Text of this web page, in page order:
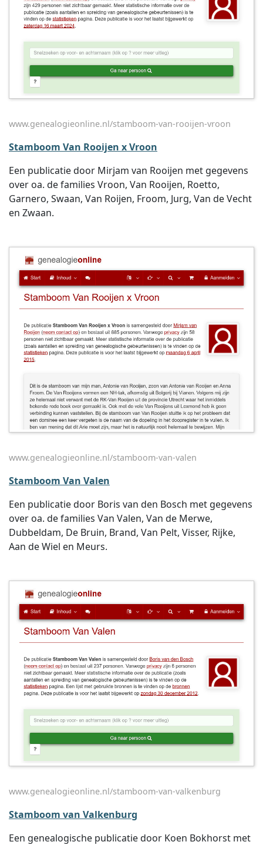
www.genealogieonline.nl/stamboom-van-rooijen-vroon
Stamboom Van Rooijen x Vroon
Een publicatie door Mirjam van Rooijen met gegevens
over oa. de families Vroon, Van Rooijen, Roetto,
Garnero, Swaan, Van Roijen, Froom, Jurg, Van de Vecht
en Zwaan.
www.genealogieonline.nl/stamboom-van-valen
Stamboom Van Valen
Een publicatie door Boris van den Bosch met gegevens
over oa. de families Van Valen, Van de Merwe,
Dubbeldam, De Bruin, Brand, Van Pelt, Visser, Rijke,
Aan de Wiel en Meurs.
www.genealogieonline.nl/stamboom-van-valkenburg
Stamboom van Valkenburg
Een genealogische publicatie door Koen Bokhorst met